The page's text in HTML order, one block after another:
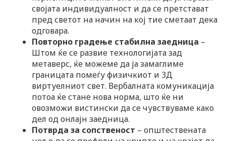
својата индивидуалност и да се претстават
пред светот на начин на кој тие сметаат дека
одговара.
Повторно градење стабилна заедница –
Штом ќе се развие технологијата зад
метаверс, ќе можеме да ја замаглиме
границата помеѓу физичкиот и 3Д
виртуелниот свет. Вербалната комуникација
потоа ќе стане нова норма, што ќе ни
овозможи вистински да се чувствуваме како
дел од онлајн заедница.
Потврда за сопственост – општествената